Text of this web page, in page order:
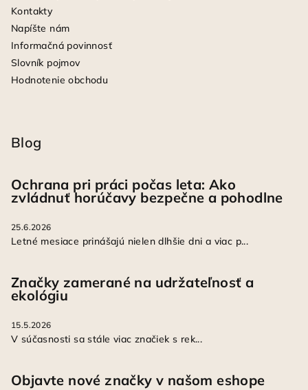
Kontakty
Napíšte nám
Informačná povinnosť
Slovník pojmov
Hodnotenie obchodu
Blog
Ochrana pri práci počas leta: Ako
zvládnuť horúčavy bezpečne a pohodlne
25.6.2026
Letné mesiace prinášajú nielen dlhšie dni a viac p...
Značky zamerané na udržateľnosť a
ekológiu
15.5.2026
V súčasnosti sa stále viac značiek s rek...
Objavte nové značky v našom eshope